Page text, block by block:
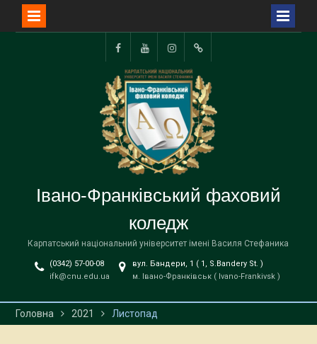
FacebookYouTubeInstagramTikTok
Івано-Франківський фаховий
коледж
Карпатський національний університет імені Василя Стефаника
(0342) 57-00-08
ifk@cnu.edu.ua
вул. Бандери, 1 ( 1, S.Bandery St. )
м. Івано-Франківськ ( Ivano-Frankivsk )
Головна 2021 Листопад